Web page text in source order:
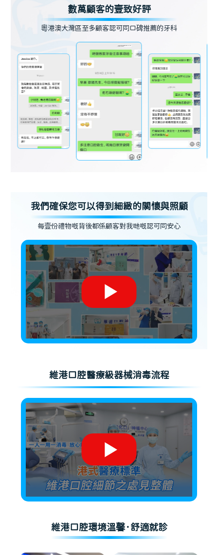
數萬顧客的壹致好評
粵港澳大灣區至多顧客認可同口碑推薦的牙科
我們確保您可以得到細緻的關懷與照顧
每壹份禮物嘅背後都係顧客對我哋嘅認可同安心
維港口腔醫療級器械消毒流程
維港口腔環境溫馨·舒適就診